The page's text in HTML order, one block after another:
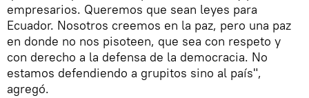
empresarios. Queremos que sean leyes para
Ecuador. Nosotros creemos en la paz, pero una paz
en donde no nos pisoteen, que sea con respeto y
con derecho a la defensa de la democracia. No
estamos defendiendo a grupitos sino al país",
agregó.